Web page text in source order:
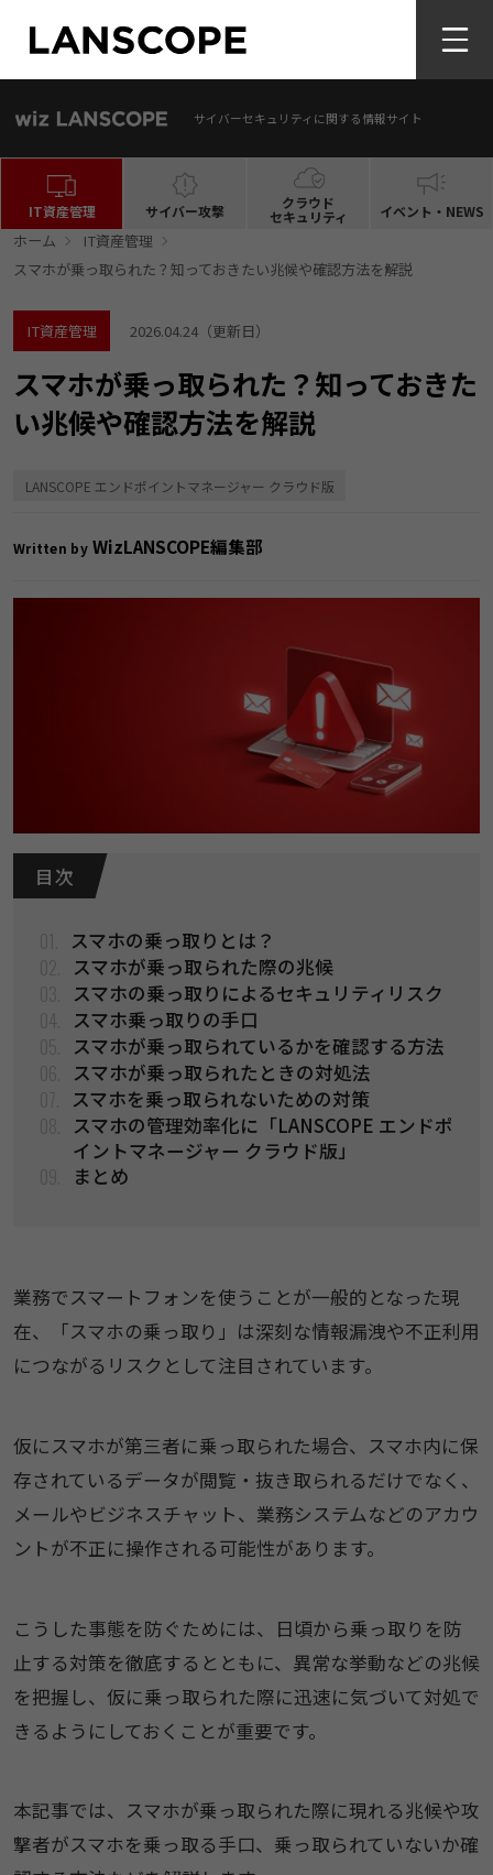
サイバーセキュリティに関する情報サイト
IT資産管理 サイバー攻撃 クラウド
セキュリティ イベント・NEWS
ホーム
IT資産管理
スマホが乗っ取られた？知っておきたい兆候や確認方法を解説
IT資産管理 2026.04.24（更新日）
スマホが乗っ取られた？知っておきた
い兆候や確認方法を解説
LANSCOPE エンドポイントマネージャー クラウド版
Written byWizLANSCOPE編集部
目 次
​​スマホの乗っ取りとは？​
​​スマホが乗っ取られた際の兆候
スマホの乗っ取りによるセキュリティリスク
​​スマホ乗っ取りの手口​
スマホが乗っ取られているかを確認する方法
​​スマホが乗っ取られたときの対処法
スマホを乗っ取られないための対策
スマホの管理効率化に「LANSCOPE エンドポ
イントマネージャー クラウド版​」​
​​まとめ
業務でスマートフォンを使うことが一般的となった現
在、「スマホの乗っ取り」は深刻な情報漏洩や不正利用
につながるリスクとして注目されています。
仮にスマホが第三者に乗っ取られた場合、スマホ内に保
存されているデータが閲覧・抜き取られるだけでなく、
メールやビジネスチャット、業務システムなどのアカウ
ントが不正に操作される可能性があります。
こうした事態を防ぐためには、日頃から乗っ取りを防
止する対策を徹底するとともに、異常な挙動などの兆候
を把握し、仮に乗っ取られた際に迅速に気づいて対処で
きるようにしておくことが重要です。
本記事では、スマホが乗っ取られた際に現れる兆候や攻
撃者がスマホを乗っ取る手口、乗っ取られていないか確